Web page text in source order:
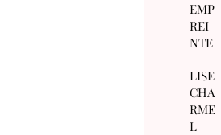
EMP
REI
NTE
LISE
CHA
RME
L